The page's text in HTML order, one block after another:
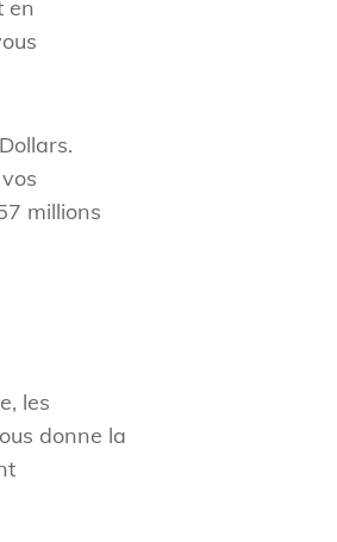
en
millions
les
donne la